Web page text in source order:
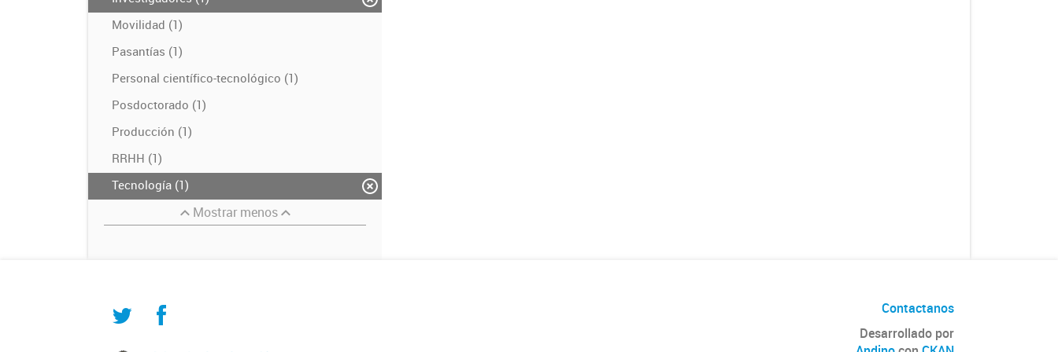
Movilidad (1)
Pasantías (1)
Personal científico-tecnológico (1)
Posdoctorado (1)
Producción (1)
RRHH (1)
Tecnología (1)
Mostrar menos
Contactanos
Desarrollado por